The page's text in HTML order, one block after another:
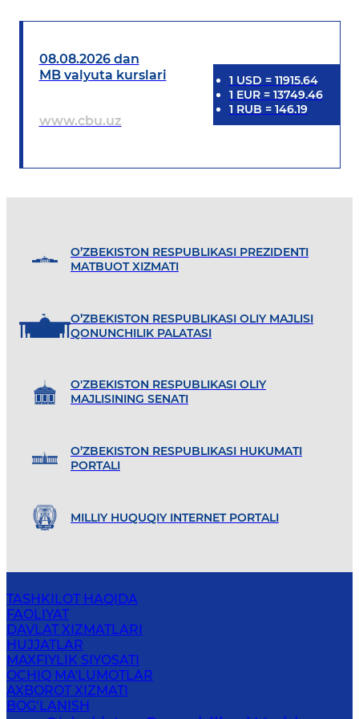
08.08.2026 dan
MB valyuta kurslari
www.cbu.uz
1 USD = 11915.64
1 EUR= 13749.46
1 RUB = 146.19
O’ZBEKISTON RESPUBLIKASI PREZIDENTI
MATBUOT XIZMATI
O’ZBEKISTON RESPUBLIKASI OLIY MAJLISI
QONUNCHILIK PALATASI
O'ZBEKISTON RESPUBLIKASI OLIY
MAJLISINING SENATI
O’ZBEKISTON RESPUBLIKASI HUKUMATI
PORTALI
MILLIY HUQUQIY INTERNET PORTALI
TASHKILOT HAQIDA
FAOLIYAT
DAVLAT XIZMATLARI
HUJJATLAR
MAXFIYLIK SIYOSATI
OCHIQ MA'LUMOTLAR
AXBOROT XIZMATI
BOG‘LANISH